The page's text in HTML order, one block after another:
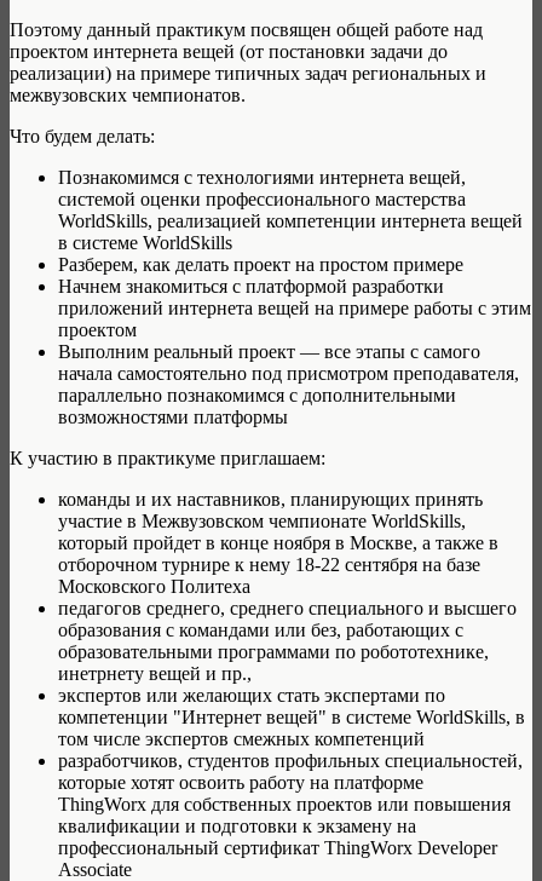
Поэтому данный практикум посвящен общей работе над
проектом интернета вещей (от постановки задачи до
реализации) на примере типичных задач региональных и
межвузовских чемпионатов.
Что будем делать:
Познакомимся с технологиями интернета вещей,
системой оценки профессионального мастерства
WorldSkills, реализацией компетенции интернета вещей
в системе WorldSkills
Разберем, как делать проект на простом примере
Начнем знакомиться с платформой разработки
приложений интернета вещей на примере работы с этим
проектом
Выполним реальный проект — все этапы с самого
начала самостоятельно под присмотром преподавателя,
параллельно познакомимся с дополнительными
возможностями платформы
К участию в практикуме приглашаем:
команды и их наставников, планирующих принять
участие в Межвузовском чемпионате WorldSkills,
который пройдет в конце ноября в Москве, а также в
отборочном турнире к нему 18-22 сентября на базе
Московского Политеха
педагогов среднего, среднего специального и высшего
образования с командами или без, работающих с
образовательными программами по робототехнике,
инетрнету вещей и пр.,
экспертов или желающих стать экспертами по
компетенции "Интернет вещей" в системе WorldSkills, в
том числе экспертов смежных компетенций
разработчиков, студентов профильных специальностей,
которые хотят освоить работу на платформе
ThingWorx для собственных проектов или повышения
квалификации и подготовки к экзамену на
профессиональный сертификат ThingWorx Developer
Associate